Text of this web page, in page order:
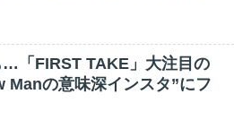
…「FIRST TAKE」大注目の
Manの意味深インスタ”にフ